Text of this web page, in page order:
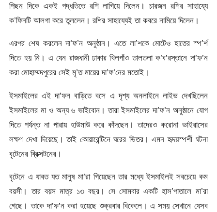
পিছন দিকে একই পদ্ধতিতে রশি লাগিয়ে দিলেন। চারজন রশির সাহায্যে
ক’ফিনটি আলগা করে তুললেন। রশির সাহায্যেই তা কবরে নামিয়ে দিলেন।
এরপর শেষ করলেন দা’ফ’ন অনুষ্ঠান। এতে লা’শকে মোটেও হাতের স্প’র্শ
দিতে হয় নি। এ যেন রাজধানী ঢাকার খিলগাঁও তালতলা ক’ব’রস্তানে দা’ফ’ন
করা মোহাম্মদপুরের সেই মৃ’ত মায়ের দা’ফ’নের মতোই।
ইসমাইলের এই দা’ফন বাড়িতে বসে এ দৃশ্য অনলাইনে লাইভ দেখছিলেন
ইসমাইলের মা ও অন্য ৬ ভাইবোন। তারা ইসমাইলের দা’ফ’ন অনুষ্ঠানে যোগ
দিতে পর্যন্ত না পারায় হাউমাউ করে কাঁদছেন। তাদেরও করোনা ভাইরাসের
লক্ষণ দেখা দিয়েছে। তাই কোয়ারেন্টিনে ঘরের ভিতর। এমন হৃদয়স্পর্শী ঘটনা
বৃটেনের ব্রিক্সটনের।
বৃটেনে এ যাবত যত মানুষ মা’রা গিয়েছেন তার মধ্যে ইসমাইলই সবচেয়ে কম
বয়সী। তার বয়স মাত্র ১৩ বছর। সে সোমবার একটি হাস’পাতালে মা’রা
গেছে। তাকে দা’ফ’ন করা হয়েছে শুক্রবার বিকেলে। এ সময় সেখানে যেসব